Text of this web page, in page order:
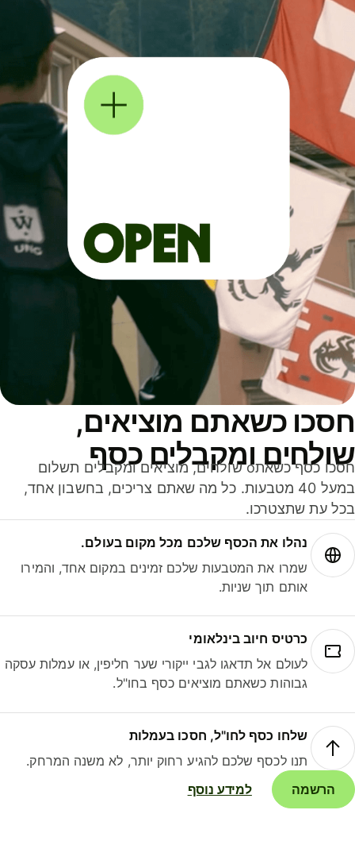
כשאתם מוציאים,
ומקבלים כסף
חסכו כסף כשאתo שולחים, מוציאים ומקבלים תשלום
במעל 40 מטבעות. כל מה שאתם צריכים, בחשבון אחד,
עת שתצטרכו.
נהלו את הכסף שלכם מכל מקום בעולם.
שמרו את המטבעות שלכם זמינים במקום אחד, והמירו
אותם תוך שניות.
כרטיס חיוב בינלאומי
לעולם אל תדאגו לגבי ייקורי שער חליפין, או עמלות עסקה
גבוהות כשאתם מוציאים כסף בחו"ל.
שלחו כסף לחו"ל, חסכו בעמלות
תנו לכסף שלכם להגיע רחוק יותר, לא משנה המרחק.
הרשמה
למידע נוסף